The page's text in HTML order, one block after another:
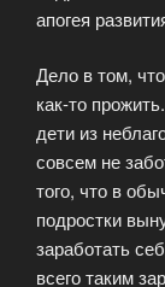
апогея
Дело в том,
как-то
дети из
совсем не
того, что в
подростки
заработать
всего таким